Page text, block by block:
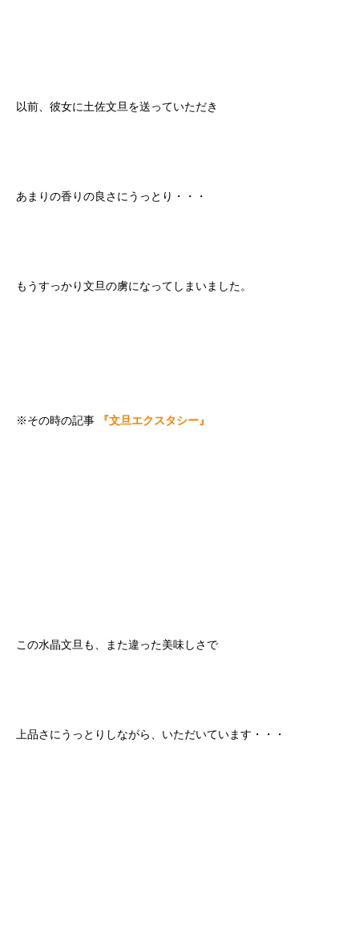
以前、彼女に土佐文旦を送っていただき
あまりの香りの良さにうっとり・・・
もうすっかり文旦の虜になってしまいました。
※その時の記事 『文旦エクスタシー』
この水晶文旦も、また違った美味しさで
上品さにうっとりしながら、いただいています・・・